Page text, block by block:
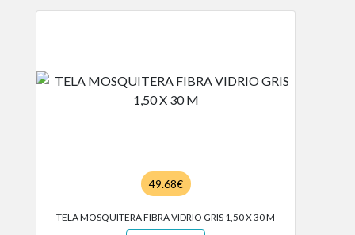
49.68€
TELA MOSQUITERA FIBRA VIDRIO GRIS 1,50 X 30 M